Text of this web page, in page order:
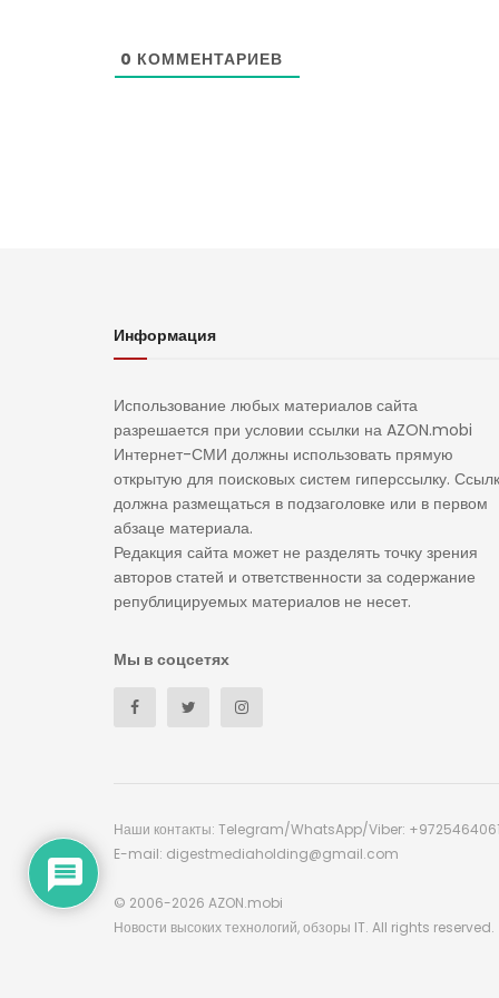
0 КОММЕНТАРИЕВ
Информация
Использование любых материалов сайта
разрешается при условии ссылки на AZON.mobi
Интернет-СМИ должны использовать прямую
открытую для поисковых систем гиперссылку.
должна размещаться в подзаголовке или в первом
абзаце материала.
Редакция сайта может не разделять точку зрения
авторов статей и ответственности за содержание
републицируемых материалов не несет.
Мы в соцсетях
Наши контакты: Telegram/WhatsApp/Viber:
E-mail: digestmediaholding@gmail.com
© 2006-2026 AZON.mobi
Новости высоких технологий, обзоры IT. All rights reserved.